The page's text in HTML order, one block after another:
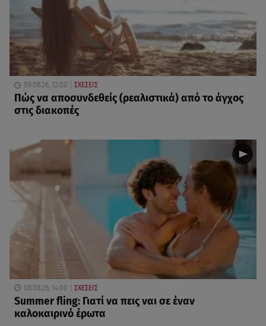
09.08.26, 12:00 ΣΧΕΣΕΙΣ
Πώς να αποσυνδεθείς (ρεαλιστικά) από το άγχος
στις διακοπές
08.08.26, 14:00 ΣΧΕΣΕΙΣ
Summer fling: Γιατί να πεις ναι σε έναν
καλοκαιρινό έρωτα